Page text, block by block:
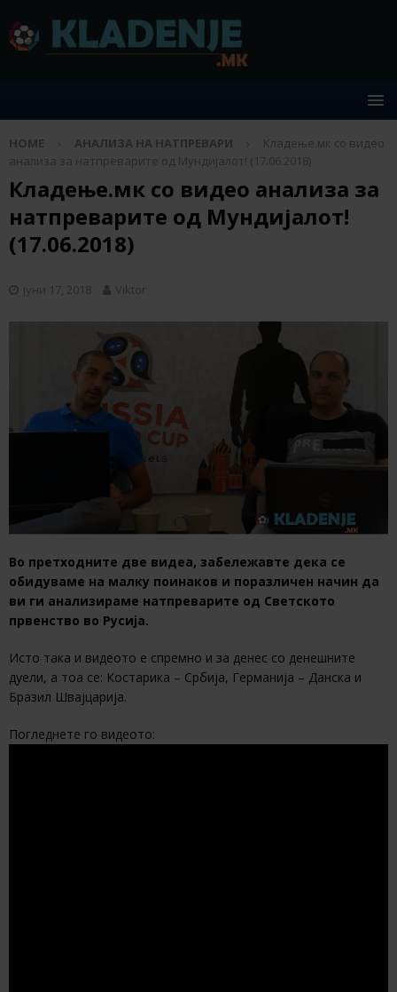
HOME АНАЛИЗА НА НАТПРЕВАРИ
Кладење.мк со видео
анализа за натпреварите од Мундијалот! (17.06.2018)
Кладење.мк со видео анализа за
натпреварите од Мундијалот!
(17.06.2018)
јуни 17, 2018 Viktor
Во претходните две видеа, забележавте дека се
обидуваме на малку поинаков и поразличен начин да
ви ги анализираме натпреварите од Светското
првенство во Русија.
Исто така и видеото е спремно и за денес со денешните
дуели, а тоа се: Костарика – Србија, Германија – Данска и
Бразил Швајцарија.
Погледнете го видеото: